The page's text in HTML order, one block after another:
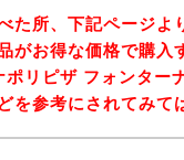
た所、下記ページよ
がお得な価格で購入
ポリピザ フォンター
を参考にされてみて